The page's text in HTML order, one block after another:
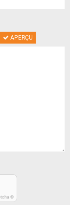
APERÇU
©